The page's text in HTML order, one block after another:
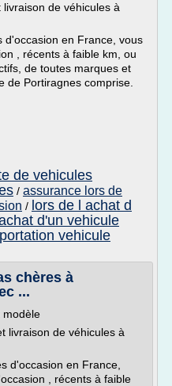
de véhicules à
d'occasion en France, vous
, récents à faible km, ou
de toutes marques et
de Portiragnes comprise.
de vehicules
/ assurance lors de
/ lors de l achat d
d'un vehicule
vehicule
chères à
...
modèle
livraison de véhicules à
d'occasion en France,
, récents à faible